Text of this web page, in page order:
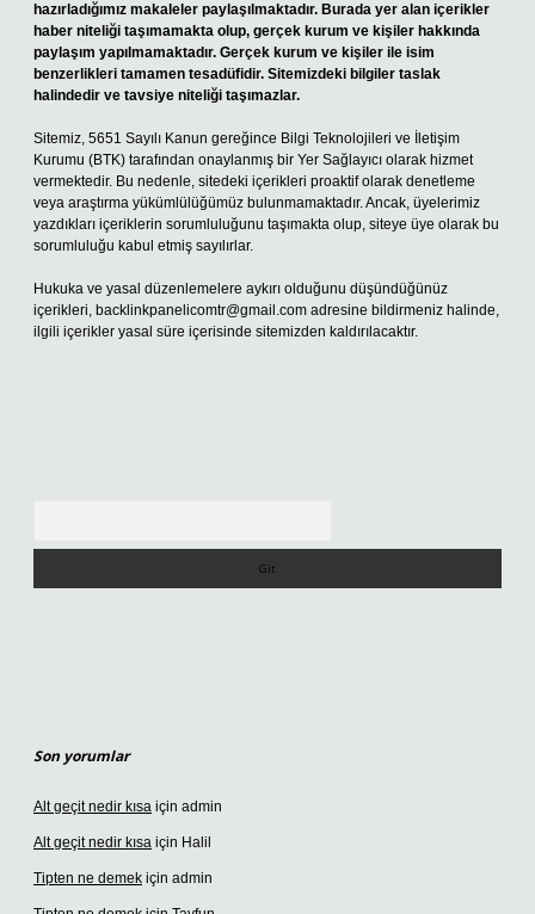
hazırladığımız makaleler paylaşılmaktadır. Burada yer alan içerikler
haber niteliği taşımamakta olup, gerçek kurum ve kişiler hakkında
paylaşım yapılmamaktadır. Gerçek kurum ve kişiler ile isim
benzerlikleri tamamen tesadüfidir. Sitemizdeki bilgiler taslak
halindedir ve tavsiye niteliği taşımazlar.
Sitemiz, 5651 Sayılı Kanun gereğince Bilgi Teknolojileri ve İletişim
Kurumu (BTK) tarafından onaylanmış bir Yer Sağlayıcı olarak hizmet
vermektedir. Bu nedenle, sitedeki içerikleri proaktif olarak denetleme
veya araştırma yükümlülüğümüz bulunmamaktadır. Ancak, üyelerimiz
yazdıkları içeriklerin sorumluluğunu taşımakta olup, siteye üye olarak bu
sorumluluğu kabul etmiş sayılırlar.
Hukuka ve yasal düzenlemelere aykırı olduğunu düşündüğünüz
içerikleri, backlinkpanelicomtr@gmail.com adresine bildirmeniz halinde,
ilgili içerikler yasal süre içerisinde sitemizden kaldırılacaktır.
Son yorumlar
Alt geçit nedir kısa için admin
Alt geçit nedir kısa için Halil
Tipten ne demek için admin